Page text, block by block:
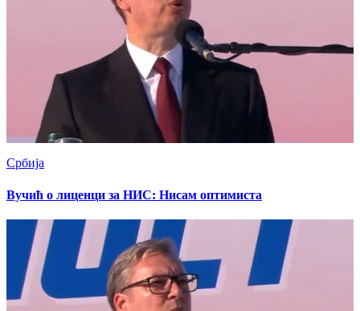
Србија
Вучић о лиценци за НИС: Нисам оптимиста